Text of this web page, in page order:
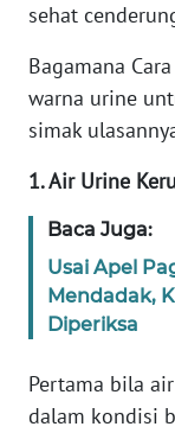
sehat
Bagamana
warna urine
simak
1. Air Urine
Baca Juga:
Usai Apel
Mendadak,
Diperiksa
Pertama bila
dalam kondisi
MEDIA
SIBER
KARIR
DISCLAIMER
Wahana
Regional